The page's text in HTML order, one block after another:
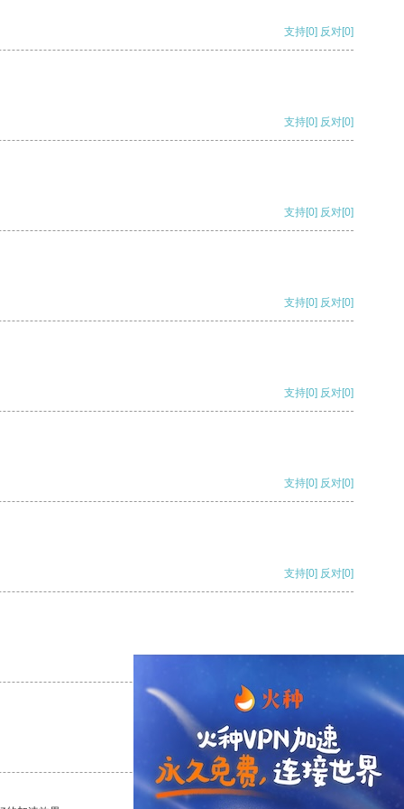
支持[0] 反对[0]
支持[0] 反对[0]
支持[0] 反对[0]
支持[0] 反对[0]
支持[0] 反对[0]
支持[0] 反对[0]
支持[0] 反对[0]
支持 [0] 反对 [0]